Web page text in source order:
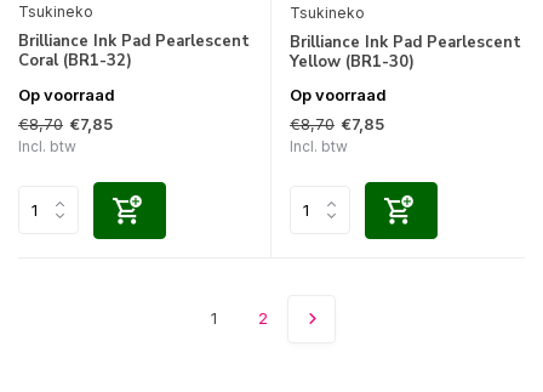
Tsukineko
Brilliance Ink Pad Pearlescent
Coral (BR1-32)
Op voorraad
€8,70 €7,85
Incl. btw
Tsukineko
Brilliance Ink Pad Pearlescent
Yellow (BR1-30)
Op voorraad
€8,70 €7,85
Incl. btw
1 2